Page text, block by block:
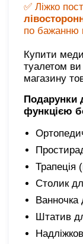
✅ Ліжко
по бажанню
Купити
туалетом ви
магазину
Подарунки
функцією
Трапеція
Столик
Ванночка
Штатив